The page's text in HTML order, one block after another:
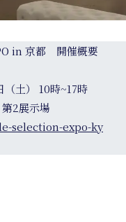
in 京都 開催概要
土） 10時~17時
2展示場
selection-expo-ky